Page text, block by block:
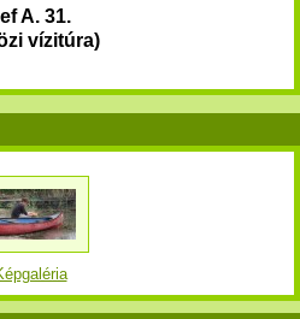
A. 31.
vízitúra)